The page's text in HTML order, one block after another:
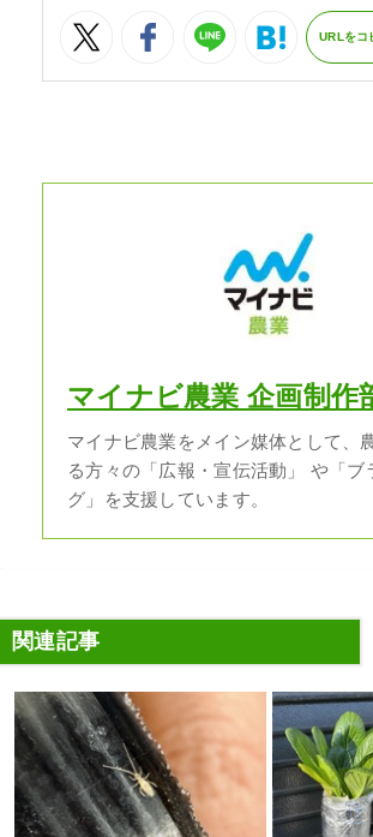
URLをコ
マイナビ農業 企画制作
マイナビ農業をメイン媒体として、
る方々の「広報・宣伝活動」 や「ブ
グ」を支援しています。
関連記事